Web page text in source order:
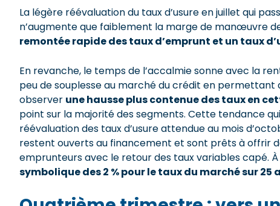
La légère réévaluation du taux d’usure en juillet qui
n’augmente que faiblement la marge de manœuvre
remontée rapide des taux d’emprunt et un taux
En revanche, le temps de l’accalmie sonne avec la
peu de souplesse au marché du crédit en
observer une hausse plus contenue des taux en
point sur la majorité des segments. Cette tendance
réévaluation des taux d’usure attendue au mois
restent ouverts au financement et sont prêts à offrir
emprunteurs avec le retour des taux variables capé.
symbolique des 2 % pour le taux du marché sur 25